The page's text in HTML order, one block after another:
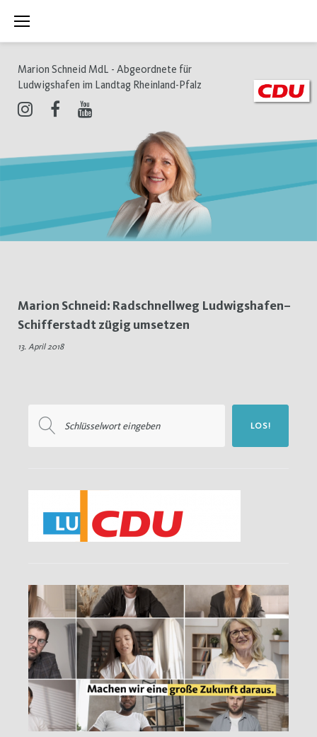
Inhalt
Marion Schneid MdL - Abgeordnete für
Ludwigshafen im Landtag Rheinland-Pfalz
Schlagwort:
Radfahren
Marion Schneid: Radschnellweg Ludwigshafen–
Schifferstadt zügig umsetzen
13. April 2018
nach:
LOS!